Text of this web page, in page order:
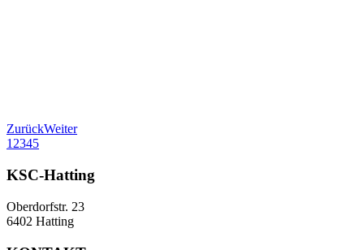
ZurückWeiter
12345
KSC-Hatting
Oberdorfstr. 23
6402 Hatting